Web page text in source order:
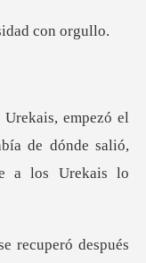
de dónde salió,